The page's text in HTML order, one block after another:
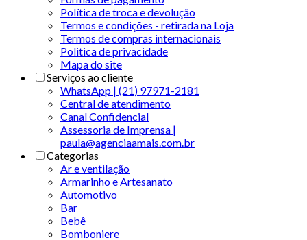
Política de troca e devolução
Termos e condições - retirada na Loja
Termos de compras internacionais
Politica de privacidade
Mapa do site
Serviços ao cliente
WhatsApp | (21) 97971-2181
Central de atendimento
Canal Confidencial
Assessoria de Imprensa |
paula@agenciaamais.com.br
Categorias
Ar e ventilação
Armarinho e Artesanato
Automotivo
Bar
Bebê
Bomboniere